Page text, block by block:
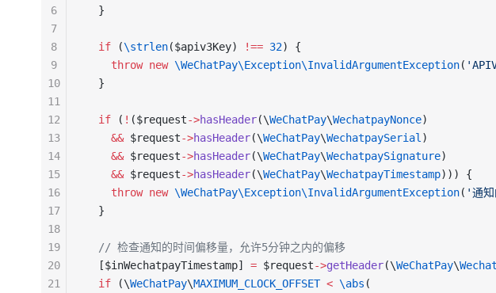
  }
  if
(\strlen($apiv3Key) !== 32) {
    throw
new \WeChatPay\Exception\InvalidArgumentException(
  }
  if
( ! ($request->hasHeader(\WeChatPay\WechatpayNonce)
    &&
$request->hasHeader(\WeChatPay\WechatpaySerial )
    &&
$request->hasHeader(\WeChatPay\WechatpaySignature)
    &&
$request->hasHeader(\WeChatPay\WechatpayTimestamp))) {
    throw
new \WeChatPay\Exception\InvalidArgumentException( '通知
  }
  // 检查通知的时间偏移量，允许5分钟之内的偏移
  [$inWechatpayTimestamp]
= $request->getHeader(\WeChatPay\
  if
(\WeChatPay\MAXIMUM_CLOCK_OFFSET < \abs (
6
7
8
9
10
11
12
13
14
15
16
17
18
19
20
21